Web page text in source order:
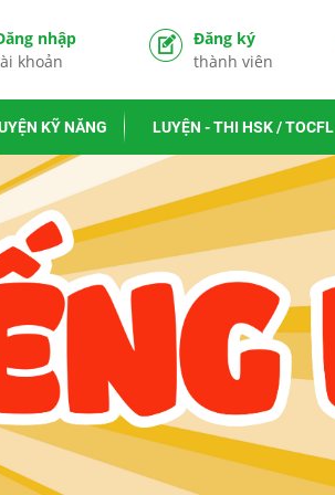
nhập
khoản
Đăng ký
thành viên
KỸ NĂNG LUYỆN - THI HSK / TOCFL